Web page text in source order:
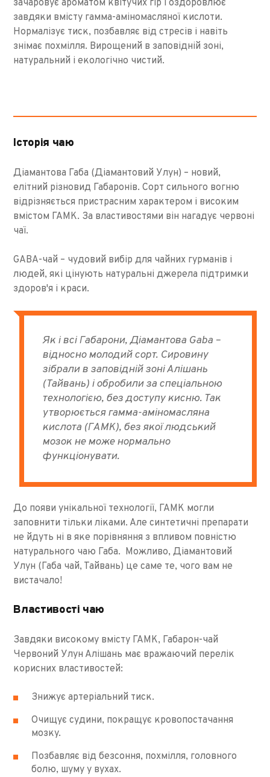
зачаровує ароматом квітучих гір і оздоровлює
завдяки вмісту гамма-аміномасляної кислоти.
Нормалізує тиск, позбавляє від стресів і навіть
знімає похмілля. Вирощений в заповідній зоні,
натуральний і екологічно чистий.
Історія чаю
Діамантова Габа (Діамантовий Улун) – новий,
елітний різновид Габаронів. Сорт сильного вогню
відрізняється пристрасним характером і високим
вмістом ГАМК. За властивостями він нагадує червоні
чаї.
GABA-чай – чудовий вибір для чайних гурманів і
людей, які цінують натуральні джерела підтримки
здоров'я і краси.
Як і всі Габарони, Діамантова Gaba –
відносно молодий сорт. Сировину
зібрали в заповідній зоні Алішань
(Тайвань) і обробили за спеціальною
технологією, без доступу кисню. Так
утворюється гамма-аміномасляна
кислота (ГАМК), без якої людський
мозок не може нормально
функціонувати.
До появи унікальної технології, ГАМК могли
заповнити тільки ліками. Але синтетичні препарати
не йдуть ні в яке порівняння з впливом повністю
натурального чаю Габа. Можливо, Діамантовий
Улун (Габа чай, Тайвань) це саме те, чого вам не
вистачало!
Властивості чаю
Завдяки високому вмісту ГАМК, Габарон-чай
Червоний Улун Алішань має вражаючий перелік
корисних властивостей:
Знижує артеріальний тиск.
Очищує судини, покращує кровопостачання
мозку.
Позбавляє від безсоння, похмілля, головного
болю, шуму у вухах.